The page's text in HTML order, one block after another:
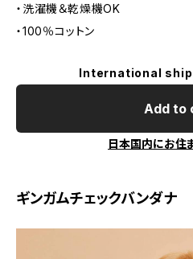
・洗濯機＆乾燥機OK
・100％コットン
International
Add to
日本国内にお住
ギンガムチェックバンダナ